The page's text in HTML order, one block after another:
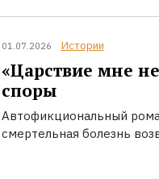
01.07.2026 Истории
«Царствие мне
споры
Автофикциональный
смертельная болезнь